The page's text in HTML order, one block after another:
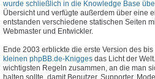
wurde schließlich in die Knowledge Base
Übersicht und verfügte außerdem über eine
entstanden verschiedene statischen Seiten
Webmaster und Entwickler.
Ende 2003 erblickte die erste Version des
kleinen phpBB.de-Knigges das Licht der
wichtigsten Regeln zusammen, an die man
halten sollte, damit Benutzer, Supporter,